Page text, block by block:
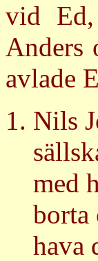
vid
Anders
avlade
Nils
med
borta
hava